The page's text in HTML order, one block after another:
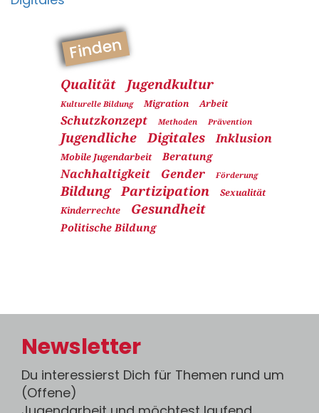
Finden
Qualität Jugendkultur
Kulturelle Bildung Migration Arbeit
Schutzkonzept Methoden Prävention
Jugendliche Digitales Inklusion
Mobile Jugendarbeit Beratung
Nachhaltigkeit Gender Förderung
Bildung Partizipation
Sexualität
Kinderrechte
Gesundheit
Politische Bildung
Newsletter
Du interessierst Dich für Themen rund um
(Offene)